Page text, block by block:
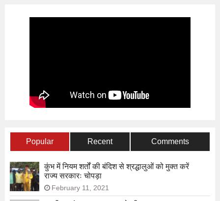
Popular Recent Comments
कुंभ में नियम शर्तों की बंदिश से श्रद्धालुओं को मुक्त करें
राज्य सरकारः चोपड़ा
February 11, 2021